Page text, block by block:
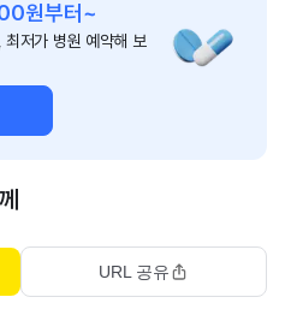
원부터~
저가 병원 예약해 보
URL 공유